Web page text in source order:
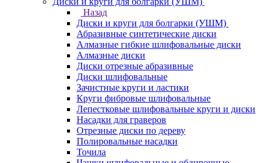
Назад
Диски и круги для болгарки (УШМ)
Абразивные синтетические диски
Алмазные гибкие шлифовальные диски
Алмазные диски
Диски отрезные абразивные
Диски шлифовальные
Зачистные круги и ластики
Круги фибровые шлифовальные
Лепестковые шлифовальные круги и диски
Насадки для граверов
Отрезные диски по дереву
Полировальные насадки
Точила